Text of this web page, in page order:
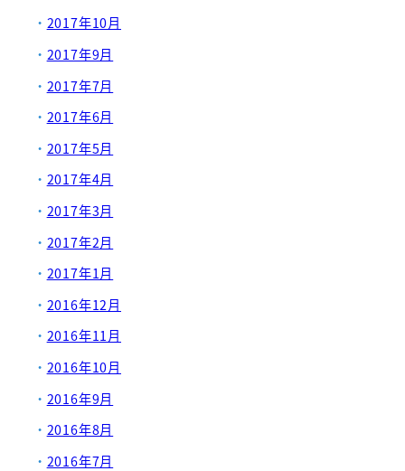
2017年10月
2017年9月
2017年7月
2017年6月
2017年5月
2017年4月
2017年3月
2017年2月
2017年1月
2016年12月
2016年11月
2016年10月
2016年9月
2016年8月
2016年7月